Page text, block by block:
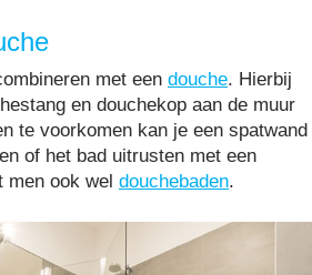
met een douche. Hierbij
en douchekop aan de muur
te voorkomen kan je een spatwand
of het bad uitrusten met een
men ook wel douchebaden.